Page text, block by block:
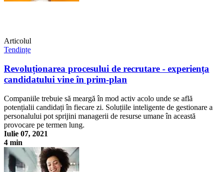
Articolul
Tendințe
Revoluționarea procesului de recrutare - experiența
candidatului vine în prim-plan
Companiile trebuie să meargă în mod activ acolo unde se află
potențialii candidați în fiecare zi. Soluțiile inteligente de gestionare a
personalului pot sprijini managerii de resurse umane în această
provocare pe termen lung.
Iulie 07, 2021
4 min
Revoluționarea procesului de recrutare - experiența candidatului vine
în prim-plan